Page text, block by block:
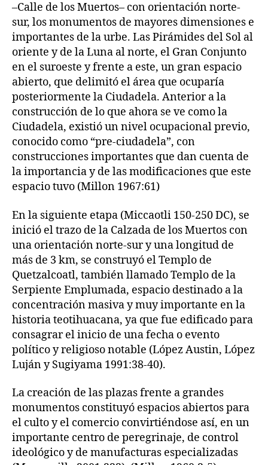
–Calle de los Muertos– con orientación norte-
sur, los monumentos de mayores dimensiones e
importantes de la urbe. Las Pirámides del Sol al
oriente y de la Luna al norte, el Gran Conjunto
en el suroeste y frente a este, un gran espacio
abierto, que delimitó el área que ocuparía
posteriormente la Ciudadela. Anterior a la
construcción de lo que ahora se ve como la
Ciudadela, existió un nivel ocupacional previo,
conocido como “pre-ciudadela”, con
construcciones importantes que dan cuenta de
la importancia y de las modificaciones que este
espacio tuvo (Millon 1967:61)
En la siguiente etapa (Miccaotli 150-250 DC), se
inició el trazo de la Calzada de los Muertos con
una orientación norte-sur y una longitud de
más de 3 km, se construyó el Templo de
Quetzalcoatl, también llamado Templo de la
Serpiente Emplumada, espacio destinado a la
concentración masiva y muy importante en la
historia teotihuacana, ya que fue edificado para
consagrar el inicio de una fecha o evento
político y religioso notable (López Austin, López
Luján y Sugiyama 1991:38-40).
La creación de las plazas frente a grandes
monumentos constituyó espacios abiertos para
el culto y el comercio convirtiéndose así, en un
importante centro de peregrinaje, de control
ideológico y de manufacturas especializadas